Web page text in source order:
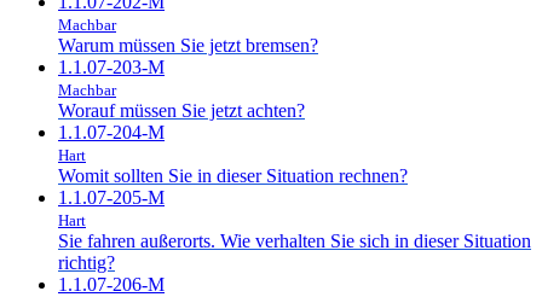
Machbar
Warum müssen Sie jetzt bremsen?
1.1.07-203-M
Machbar
Worauf müssen Sie jetzt achten?
1.1.07-204-M
Hart
Womit sollten Sie in dieser Situation rechnen?
1.1.07-205-M
Hart
Sie fahren außerorts. Wie verhalten Sie sich in dieser Situation
richtig?
1.1.07-206-M